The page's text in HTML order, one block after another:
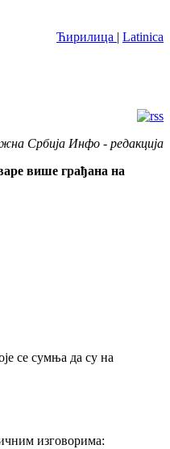
Ћирилица | Latinica
Србија Инфо - редакција
више грађана на
се сумња да су на
изговорима: